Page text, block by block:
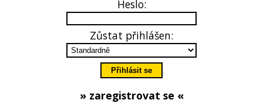
Heslo:
Zůstat přihlášen:
» zaregistrovat se «